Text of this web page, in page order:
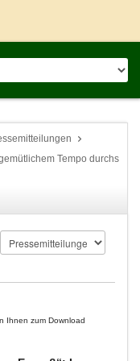
Tempo durchs
Ihnen zum Download